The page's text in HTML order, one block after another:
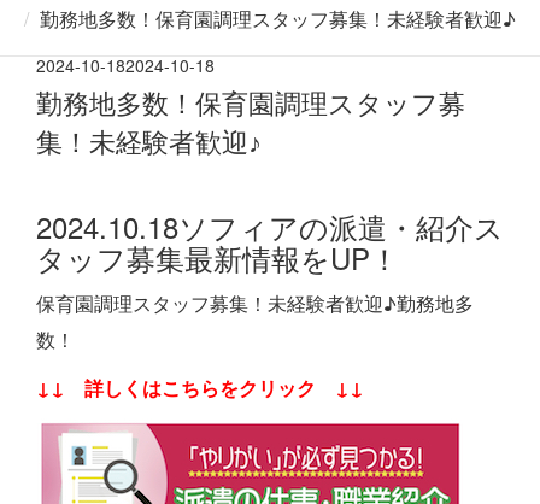
勤務地多数！保育園調理スタッフ募集！未経験者歓迎♪
2024-10-182024-10-18
勤務地多数！保育園調理スタッフ募
集！未経験者歓迎♪
2024.10.18ソフィアの派遣・紹介ス
タッフ募集最新情報をUP！
保育園調理スタッフ募集！未経験者歓迎♪勤務地多
数！
↓↓ 詳しくはこちらをクリック ↓↓